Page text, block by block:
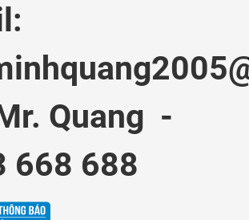
Quang -
668 688